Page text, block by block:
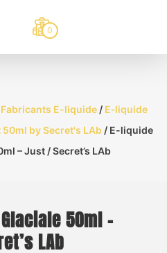
0
Fabricants E-liquide / E‑liquide
by Secret's LAb/ E-liquide
– Just / Secret’s LAb
50ml –
LAb